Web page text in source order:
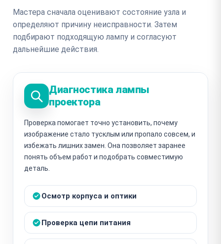
Мастера сначала оценивают состояние узла и
определяют причину неисправности. Затем
подбирают подходящую лампу и согласуют
дальнейшие действия.
Диагностика лампы
проектора
Проверка помогает точно установить, почему
изображение стало тусклым или пропало совсем, и
избежать лишних замен. Она позволяет заранее
понять объем работ и подобрать совместимую
деталь.
Осмотр корпуса и оптики
Проверка цепи питания